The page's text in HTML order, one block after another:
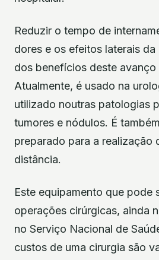
Reduzir o tempo de
dores e os efeitos laterais
dos benefícios deste
Atualmente, é usado na
utilizado noutras patologias
tumores e nódulos. É
preparado para a realização
distância.
Este equipamento que pode
operações cirúrgicas, ainda
no Serviço Nacional de
custos de uma cirurgia são